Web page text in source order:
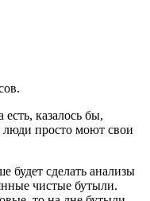
казалось бы,
люди просто моют свои
будет сделать анализы
чистые бутыли.